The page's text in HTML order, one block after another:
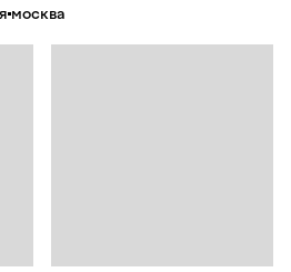
москва